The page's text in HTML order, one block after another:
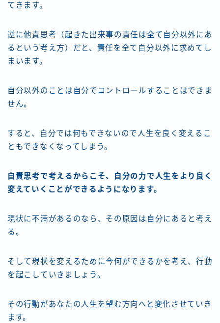
てきます。
逆に他責思考（起きた出来事の責任は全て自分以外にあ
るという考え方）だと、責任を全て自分以外に求めてし
まいます。
自分以外のことは自分でコントロールすることはできま
せん。
すると、自分では何もできないので人生を良く変えるこ
ともできなくなってしまう。
自責思考で考えるからこそ、自分の力で人生をより良く
変えていくことができるようになります。
現状に不満があるのなら、その原因は自分にあると考え
る。
そして現状を変えるために今何ができるかを考え、行動
を起こしていきましょう。
その行動があなたの人生を望む方向へと変化させていき
ます。